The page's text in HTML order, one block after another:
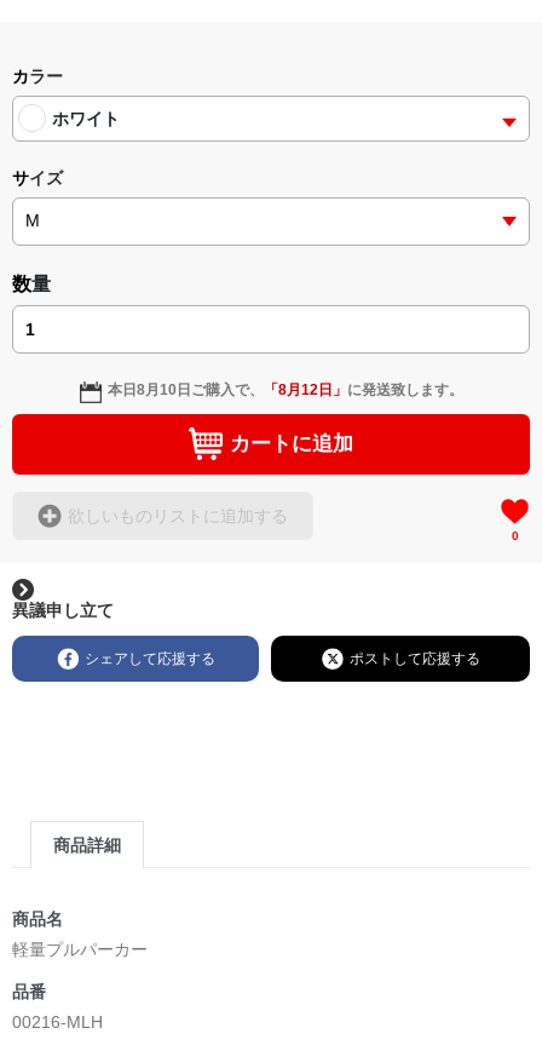
カラー
ホワイト
サイズ
数量
本日8月10日 ご購入で、 「8月12日 」 に発送致します。
カートに追加
欲しいものリストに追加する
0
異議申し立て
シェアして応援する ポストして応援する
商品詳細
商品名
軽量プルパーカー
品番
00216-MLH